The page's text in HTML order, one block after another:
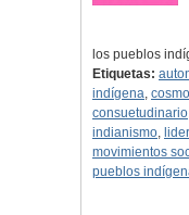
los pueblos
Etiquetas:
indígena,
consuetudinario
indianismo,
movimientos
pueblos